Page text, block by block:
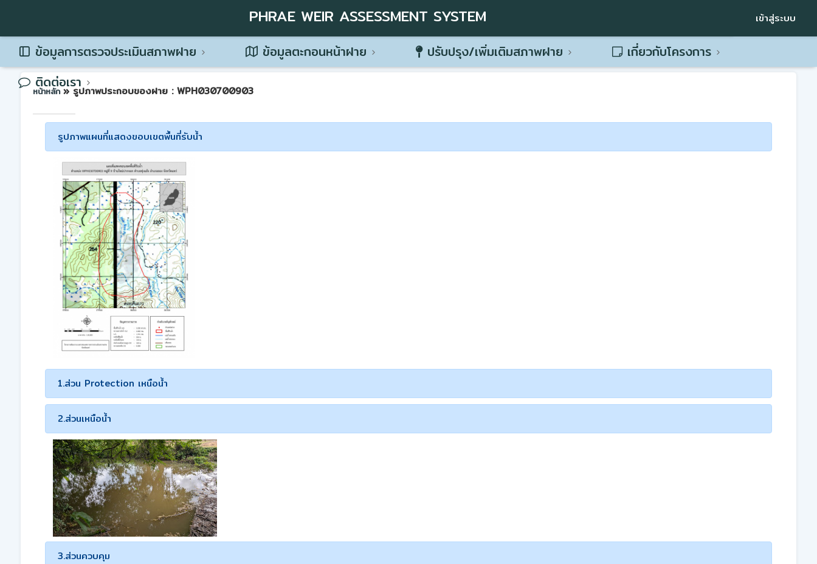
PHRAE WEIR ASSESSMENT SYSTEM เข้าสู่ระบบ
ข้อมูลการตรวจประเมินสภาพฝาย ข้อมูลตะกอนหน้าฝาย ปรับปรุง/เพิ่มเติมสภาพฝาย
เกี่ยวกับโครงการ
ติดต่อเรา
หน้าหลัก » รูปภาพประกอบของฝาย : WPH030700903
รูปภาพแผนที่แสดงขอบเขตพื้นที่รับน้ำ
1.ส่วน Protection เหนือน้ำ
2.ส่วนเหนือน้ำ
3.ส่วนควบคุม